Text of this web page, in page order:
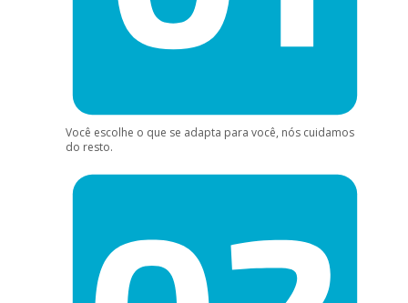
Você escolhe o que se adapta para você, nós cuidamos
do resto.